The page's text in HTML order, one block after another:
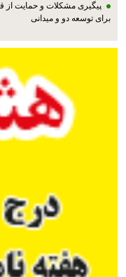
پیگیری مشکلات و حمایت از
برای توسعه دو و میدانی